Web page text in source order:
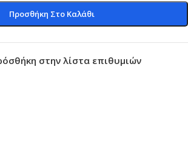
Προσθήκη Στο Καλάθι
στην λίστα επιθυμιών